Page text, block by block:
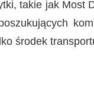
takie jak Most
środek